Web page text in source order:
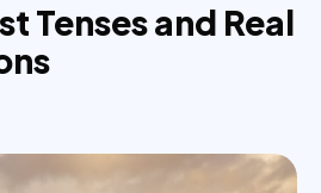
Tenses and Real